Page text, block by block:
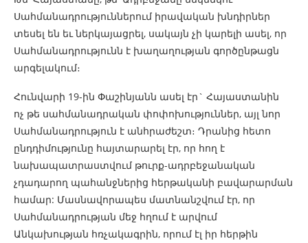
Սահմանադրություններում իրավական խնդիրներ
տեսել են եւ ներկայացրել, սակայն չի կարելի ասել, որ
Սահմանադրությունն է խաղաղության գործընթացն
արգելակում։
Հունվարի 19-ին Փաշինյանն ասել էր` Հայաստանին
ոչ թե սահմանադրական փոփոխություններ, այլ նոր
Սահմանադրություն է անհրաժեշտ։ Դրանից հետո
ընդդիմությունը հայտարարել էր, որ հող է
նախապատրաստվում թուրք-ադրբեջանական
չդադարող պահանջներից հերթականի բավարարման
համար: Մասնավորապես մատնանշվում էր, որ
Սահմանադրության մեջ հղում է արվում
Անկախության հռչակագրին, որում էլ իր հերթին